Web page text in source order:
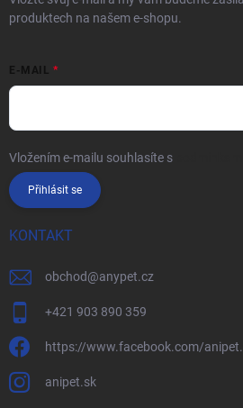
produktech na našem e-shopu.
E-MAIL
Vložením e-mailu souhlasíte s
Přihlásit se
KONTAKT
obchod@anypet.cz
+421 903 890 359
https://www.facebook.com/
anipet.sk